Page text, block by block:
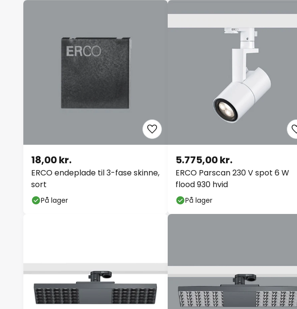
ERCO endeplade til 3-fase skinne,
sort
18,00 kr.
På lager
ERCO Parscan 230 V spot 6 W
flood 930 hvid
5.775,00 kr.
På lager